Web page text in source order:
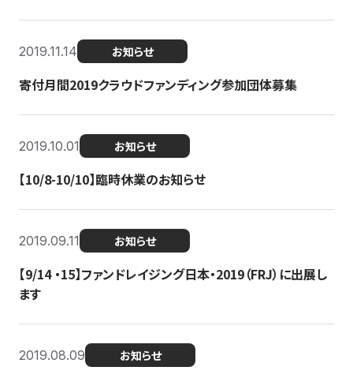
2019.11.14 お知らせ
寄付月間2019クラウドファンディング参加団体募集
2019.10.01 お知らせ
【10/8-10/10】臨時休業のお知らせ
2019.09.11 お知らせ
【9/14 ・15】ファンドレイジング日本・2019（FRJ）に出展し
ます
2019.08.09 お知らせ